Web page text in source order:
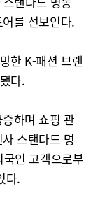
를 선보인다.
한 K-패션 브랜
다.
하며 쇼핑 관
스탠다드 명
인 고객으로부
다.